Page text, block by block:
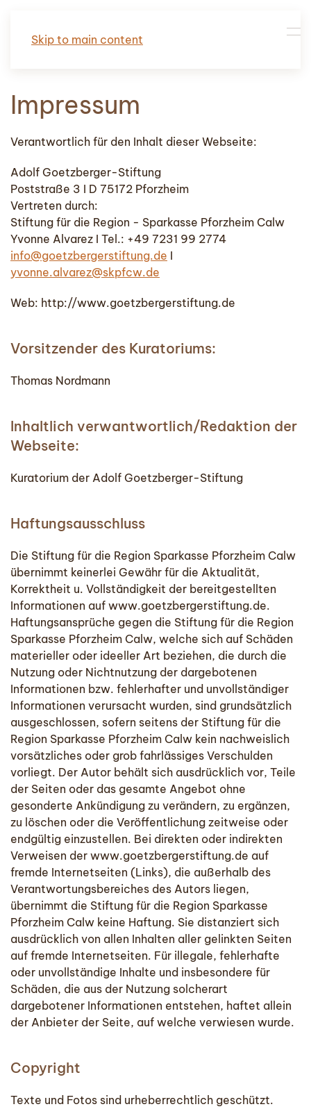
Skip to main content
Impressum
Verantwortlich für den Inhalt dieser Webseite:
Adolf Goetzberger-Stiftung
Poststraße 3 I D 75172 Pforzheim
Vertreten durch:
Stiftung für die Region - Sparkasse Pforzheim Calw
Yvonne Alvarez I Tel.: +49 7231 99 2774
info@goetzbergerstiftung.de I
yvonne.alvarez@skpfcw.de
Web: http://www.goetzbergerstiftung.de
Vorsitzender des Kuratoriums:
Thomas Nordmann
Inhaltlich verwantwortlich/Redaktion der
Webseite:
Kuratorium der Adolf Goetzberger-Stiftung
Haftungsausschluss
Die Stiftung für die Region Sparkasse Pforzheim Calw
übernimmt keinerlei Gewähr für die Aktualität,
Korrektheit u. Vollständigkeit der bereitgestellten
Informationen auf www.goetzbergerstiftung.de.
Haftungsansprüche gegen die Stiftung für die Region
Sparkasse Pforzheim Calw, welche sich auf Schäden
materieller oder ideeller Art beziehen, die durch die
Nutzung oder Nichtnutzung der dargebotenen
Informationen bzw. fehlerhafter und unvollständiger
Informationen verursacht wurden, sind grundsätzlich
ausgeschlossen, sofern seitens der Stiftung für die
Region Sparkasse Pforzheim Calw kein nachweislich
vorsätzliches oder grob fahrlässiges Verschulden
vorliegt. Der Autor behält sich ausdrücklich vor, Teile
der Seiten oder das gesamte Angebot ohne
gesonderte Ankündigung zu verändern, zu ergänzen,
zu löschen oder die Veröffentlichung zeitweise oder
endgültig einzustellen. Bei direkten oder indirekten
Verweisen der www.goetzbergerstiftung.de auf
fremde Internetseiten (Links), die außerhalb des
Verantwortungsbereiches des Autors liegen,
übernimmt die Stiftung für die Region Sparkasse
Pforzheim Calw keine Haftung. Sie distanziert sich
ausdrücklich von allen Inhalten aller gelinkten Seiten
auf fremde Internetseiten. Für illegale, fehlerhafte
oder unvollständige Inhalte und insbesondere für
Schäden, die aus der Nutzung solcherart
dargebotener Informationen entstehen, haftet allein
der Anbieter der Seite, auf welche verwiesen wurde.
Copyright
Texte und Fotos sind urheberrechtlich geschützt.